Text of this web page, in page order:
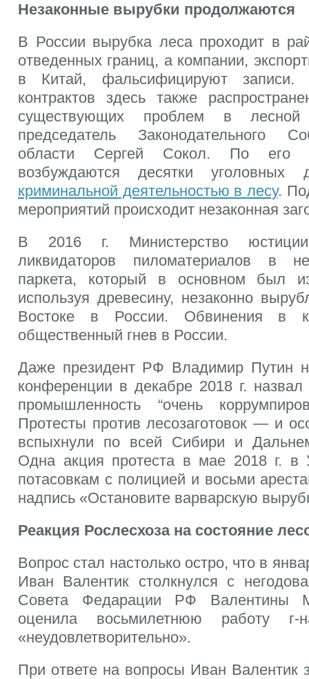
Незаконные вырубки продолжаются
В России вырубка леса проходит в
отведенных границ, а компании,
в Китай, фальсифицируют записи.
контрактов здесь также
существующих проблем в лесной
председатель Законодательного
области Сергей Сокол. По его
возбуждаются десятки
криминальной деятельностью в лесу.
мероприятий происходит незаконная
В 2016 г. Министерство
ликвидаторов пиломатериалов в
паркета, который в основном был
используя древесину, незаконно
Востоке в России. Обвинения в
общественный гнев в России.
Даже президент РФ Владимир Путин
конференции в декабре 2018 г.
промышленность “очень
Протесты против лесозаготовок — и
вспыхнули по всей Сибири и
Одна акция протеста в мае 2018 г. в
потасовкам с полицией и восьми
надпись «Остановите варварскую
Реакция Рослесхоза на состояние
Вопрос стал настолько остро, что в
Иван Валентик столкнулся с
Совета Федарации РФ Валентины
оценила восьмилетнюю работу г-
«неудовлетворительно».
При ответе на вопросы Иван Валентик